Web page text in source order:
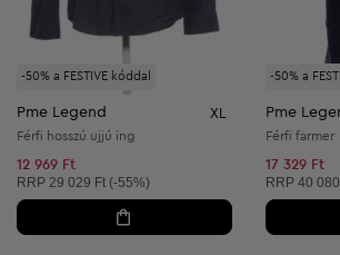
-50% a FESTIVE kóddal
Pme Legend XL
Férfi hosszú ujjú ing
12 969 Ft
Ajánlott ár:
RRP 29 029 Ft (-55%)
-50% a
Pme
Férfi farmer
17 329 Ft
Ajánlott ár:
RRP 40